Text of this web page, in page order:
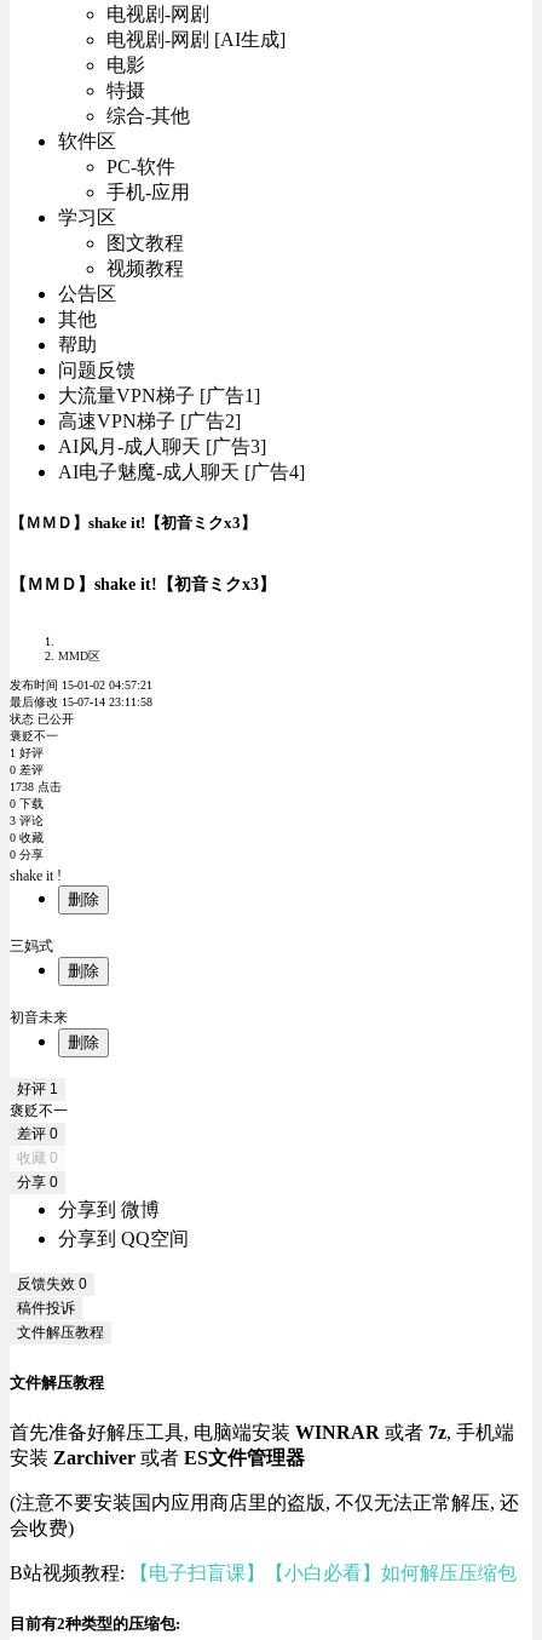
电视剧-网剧
电视剧-网剧 [AI生成]
电影
特摄
综合-其他
软件区
PC-软件
手机-应用
学习区
图文教程
视频教程
公告区
其他
帮助
问题反馈
大流量VPN梯子 [广告1]
高速VPN梯子 [广告2]
AI风月-成人聊天 [广告3]
AI电子魅魔-成人聊天 [广告4]
【ＭＭＤ】shake it!【初音ミクx3】
【ＭＭＤ】shake it!【初音ミクx3】
MMD区
发布时间 15-01-02 04:57:21
最后修改 15-07-14 23:11:58
状态 已公开
褒贬不一
1 好评
0 差评
1738 点击
0 下载
3 评论
0 收藏
0 分享
shake it !
删除
三妈式
删除
初音未来
删除
好评 1
褒贬不一
差评 0
收藏 0
分享 0
分享到 微博
分享到 QQ空间
反馈失效 0
稿件投诉
文件解压教程
文件解压教程
首先准备好解压工具, 电脑端安装 WINRAR 或者 7z, 手机端
安装 Zarchiver 或者 ES文件管理器
(注意不要安装国内应用商店里的盗版, 不仅无法正常解压, 还
会收费)
B站视频教程: 【电子扫盲课】【小白必看】如何解压压缩包
目前有2种类型的压缩包: